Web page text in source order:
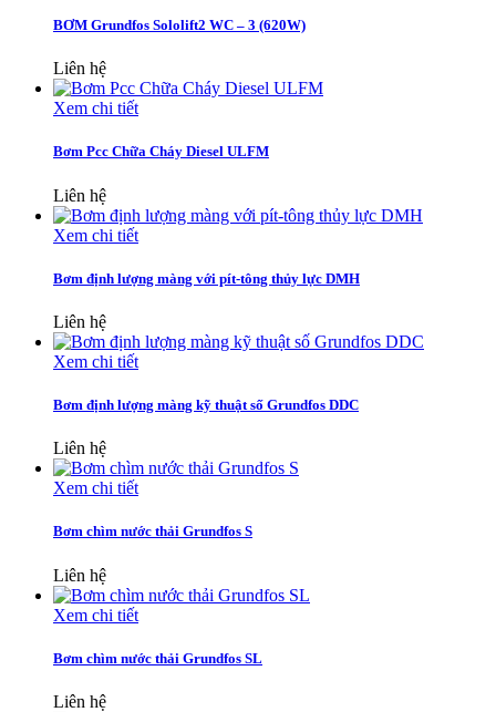
BƠM Grundfos Sololift2 WC – 3 (620W)
Liên hệ
Xem chi tiết
Bơm Pcc Chữa Cháy Diesel ULFM
Liên hệ
Xem chi tiết
Bơm định lượng màng với pít-tông thủy lực DMH
Liên hệ
Xem chi tiết
Bơm định lượng màng kỹ thuật số Grundfos DDC
Liên hệ
Xem chi tiết
Bơm chìm nước thải Grundfos S
Liên hệ
Xem chi tiết
Bơm chìm nước thải Grundfos SL
Liên hệ